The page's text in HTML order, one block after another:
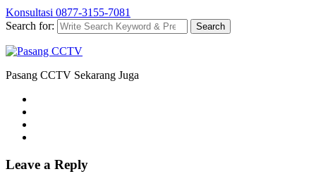
Konsultasi 0877-3155-7081
Search for:
Search
Pasang CCTV Sekarang Juga
Leave a Reply